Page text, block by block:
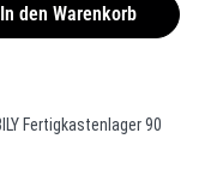
In den Warenkorb